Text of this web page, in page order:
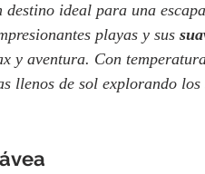
ideal para una
playas y sus
y aventura. Con
llenos de sol explorando los